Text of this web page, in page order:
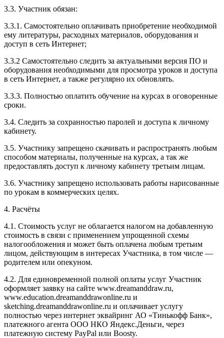
3.3. Участник обязан:
3.3.1. Cамостоятельно оплачивать приобретение необходимой
ему литературы, расходных материалов, оборудования и
доступ в сеть Интернет;
3.3.2 Самостоятельно следить за актуальными версия ПО и
оборудования необходимыми для просмотра уроков и доступа
в сеть Интернет, а также регулярно их обновлять.
3.3.3. Полностью оплатить обучение на курсах в оговоренные
сроки.
3.4. Следить за сохранностью паролей и доступа к личному
кабинету.
3.5. Участнику запрещено скачивать и распространять любым
способом материалы, полученные на курсах, а так же
предоставлять доступ к личному кабинету третьим лицам.
3.6. Участнику запрещено использовать работы нарисованные
по урокам в коммерческих целях.
4. Расчёты
4.1. Cтоимость услуг не облагается налогом на добавленную
стоимость в связи с применением упрощенной схемы
налогообложения и может быть оплачена любым третьим
лицом, действующим в интересах Участника, в том числе —
родителем или опекуном.
4.2. Для единовременной полной оплаты услуг Участник
оформляет заявку на сайте www.dreamanddraw.ru,
www.education.dreamanddrawonline.ru и
sketching.dreamanddrawonline.ru и оплачивает услугу
полностью через интернет эквайринг АО «Тинькофф Банк»,
платежного агента ООО НКО Яндекс.Деньги, через
платежную систему PayPal или Boosty.